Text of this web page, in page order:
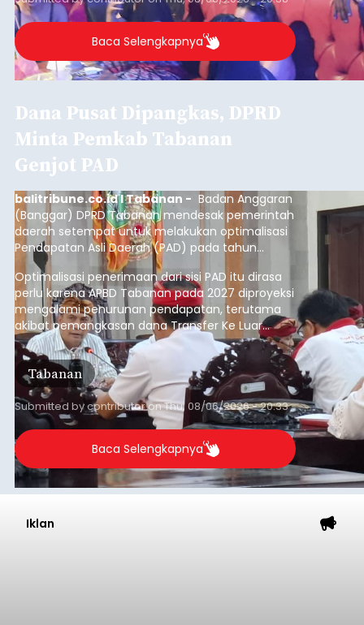
Baca Selengkapnya
Dana Pusat Dipangkas, DPRD
Minta Pemkab Tabanan
Genjot PAD
balitribune.co.id I Tabanan - Badan Anggaran
(Banggar) DPRD Tabanan mendesak pemerintah
daerah setempat untuk melakukan optimalisasi
Pendapatan Asli Daerah (PAD) pada tahun
anggaran 2027.
Optimalisasi penerimaan dari sisi PAD itu dirasa
perlu karena APBD Tabanan pada 2027 diproyeksi
mengalami penurunan pendapatan, terutama
akibat pemangkasan dana Transfer Ke Luar
Daerah (TKD) dari pemerintah pusat.
Tabanan
Submitted bycontributoronThu, 08/06/2026 - 20:33
Baca Selengkapnya
Iklan